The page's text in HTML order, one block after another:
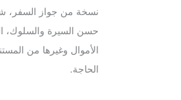
نسخة من جواز السفر،
حسن السيرة والسلوك،
الأموال وغيرها من
الحاجة.